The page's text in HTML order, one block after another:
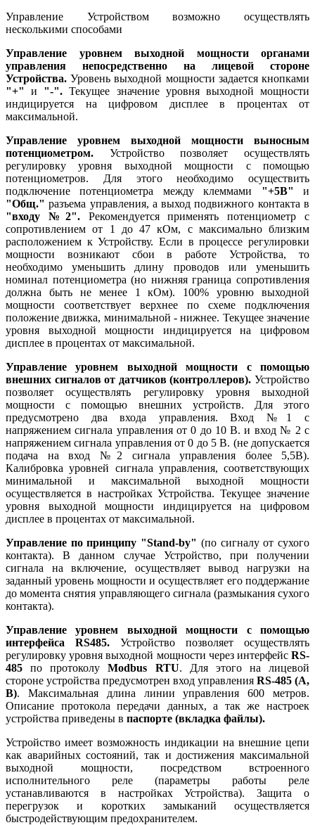
Управление Устройством возможно осуществлять
несколькими способами
Управление уровнем выходной мощности органами
управления непосредственно на лицевой стороне
Устройства. Уровень выходной мощности задается кнопками
"+"
и "-".Текущее значение уровня выходной мощности
индицируется на цифровом дисплее в процентах от
максимальной.
Управление уровнем выходной мощности выносным
потенциометром. Устройство позволяет осуществлять
регулировку уровня выходной мощности с помощью
потенциометров. Для этого необходимо осуществить
подключение потенциометра между клеммами "+5В" и
"Общ." разъема управления, а выход подвижного контакта в
"входу №2". Рекомендуется применять потенциометр с
сопротивлением от 1 до 47 кОм, с максимально близким
расположением к Устройству. Если в процессе регулировки
мощности возникают сбои в работе Устройства, то
необходимо уменьшить длину проводов или уменьшить
номинал потенциометра (но нижняя граница сопротивления
должна быть не менее 1 кОм). 100% уровню выходной
мощности соответствует верхнее по схеме подключения
положение движка, минимальной - нижнее. Текущее значение
уровня выходной мощности индицируется на цифровом
дисплее в процентах от максимальной.
Управление уровнем выходной мощности с помощью
внешних сигналов от датчиков (контроллеров). Устройство
позволяет осуществлять регулировку уровня выходной
мощности с помощью внешних устройств. Для этого
предусмотрено два входа управления. Вход №1 с
напряжением сигнала управления от 0 до 10 В. и вход № 2 с
напряжением сигнала управления от 0 до 5 В. (не допускается
подача на вход №2 сигнала управления более 5,5В).
Калибровка уровней сигнала управления, соответствующих
минимальной и максимальной выходной мощности
осуществляется в настройках Устройства. Текущее значение
уровня выходной мощности индицируется на цифровом
дисплее в процентах от максимальной.
Управление по принципу "Stand-by" (по сигналу от сухого
контакта). В данном случае Устройство, при получении
сигнала на включение, осуществляет вывод нагрузки на
заданный уровень мощности и осуществляет его поддержание
до момента снятия управляющего сигнала (размыкания сухого
контакта).
Управление уровнем выходной мощности с помощью
интерфейса RS485. Устройство позволяет осуществлять
регулировку уровня выходной мощности через интерфейс RS-
485 по протоколуModbus RTU. Для этого на лицевой
стороне устройства предусмотрен вход управления RS-485 (A,
B). Максимальная длина линии управления 600 метров.
Описание протокола передачи данных, а так же настроек
устройства приведены в паспорте (вкладка файлы).
Устройство имеет возможность индикации на внешние цепи
как аварийных состояний, так и достижения максимальной
выходной мощности, посредством встроенного
исполнительного реле (параметры работы реле
устанавливаются в настройках Устройства). Защита о
перегрузок и коротких замыканий осуществляется
быстродействующим предохранителем.